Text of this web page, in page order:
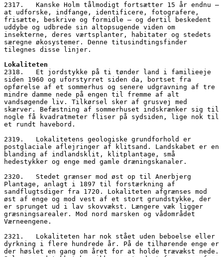
2317.   Kanske Holm tålmodigt fortsætter 15 år endnu –
at udforske, indfange, identificere, fotografere,
frisætte, beskrive og formidle – og dertil beskedent
uddybe og udbrede sin altopsugende viden om
insekterne, deres værtsplanter, habitater og stedets
særegne økosystemer. Denne titusindtingsfinder
tilegnes disse linjer.
Lokaliteten
2318.   Et jordstykke på ti tønder land i familieeje
siden 1960 og uforstyrret siden da, bortset fra
opførelse af et sommerhus og senere udgravning af tre
mindre damme nede på engen til fremme af alt
vandsøgende liv. Tilkørsel sker af grusvej med
skærver. Befæstning af sommerhuset indskrænker sig til
nogle få kvadratmeter fliser på sydsiden, lige nok til
et rundt havebord.
2319.   Lokalitetens geologiske grundforhold er
postglaciale aflejringer af klitsand. Landskabet er en
blanding af indlandsklit, klitplantage, små
hedestykker og enge med gamle dræningskanaler.
2320.   Stedet grænser mod øst op til Anerbjerg
Plantage, anlagt i 1897 til forstærkning af
sandflugtsdiger fra 1720. Lokaliteten afgrænses mod
øst af enge og mod vest af et stort grundstykke, der
er sprunget ud i lav skovvækst. Længere væk ligger
græsningsarealer. Mod nord marsken og vådområdet
Værneengene.
2321.   Lokaliteten har nok stået uden beboelse eller
dyrkning i flere hundrede år. På de tilhørende enge er
der høslet en gang om året for at holde trævækst nede.